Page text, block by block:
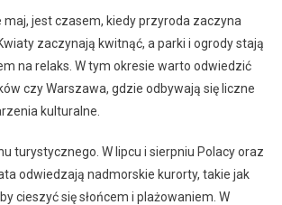
maj, jest czasem, kiedy przyroda zaczyna
zaczynają kwitnąć, a parki i ogrody stają
na relaks. W tym okresie warto odwiedzić
czy Warszawa, gdzie odbywają się liczne
kulturalne.
turystycznego. W lipcu i sierpniu Polacy oraz
odwiedzają nadmorskie kurorty, takie jak
cieszyć się słońcem i plażowaniem. W